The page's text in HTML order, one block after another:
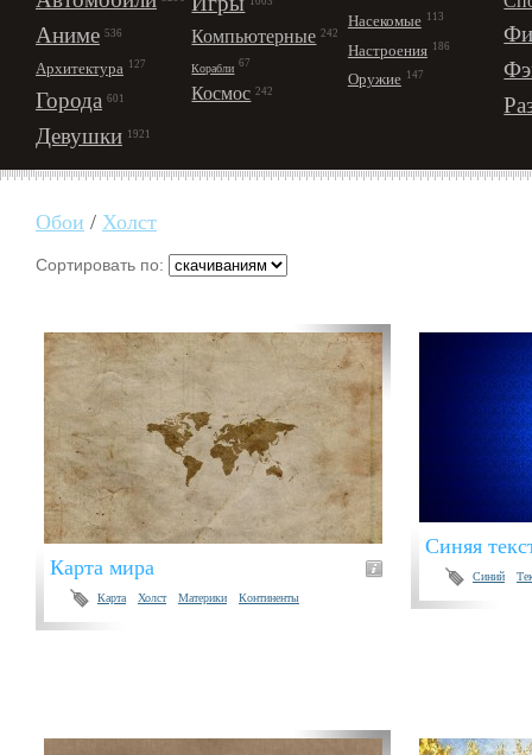
Аниме 536
Архитектура 127
Города 601
Девушки 1921
Компьютерные 242
Корабли 67
Космос 242
Насекомые 113
Настроения 186
Оружие 147
Обои / Холст
Сортировать по:
Карта мира
Карта Холст Материки Континенты
Синяя
Синий